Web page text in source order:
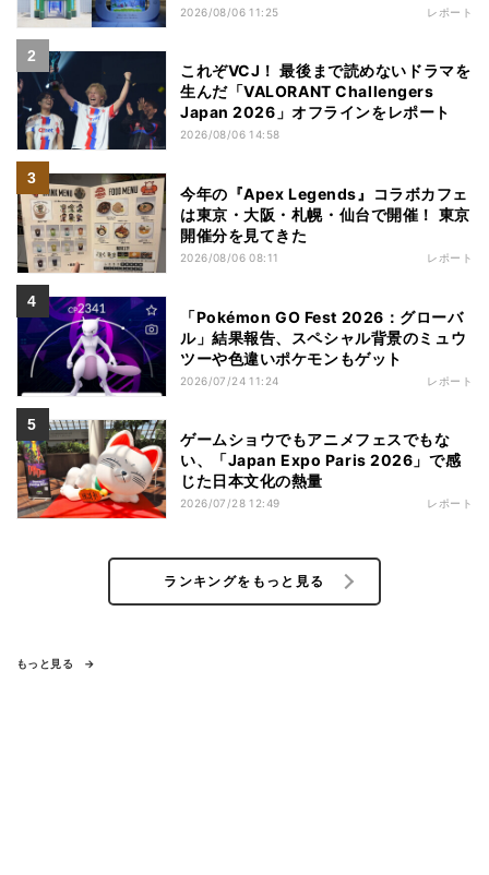
2026/08/06 11:25 レポート
これぞVCJ！ 最後まで読めないドラマを
生んだ「VALORANT Challengers
Japan 2026」オフラインをレポート
2026/08/06 14:58
今年の『Apex Legends』コラボカフェ
は東京・大阪・札幌・仙台で開催！ 東京
開催分を見てきた
2026/08/06 08:11 レポート
「Pokémon GO Fest 2026：グローバ
ル」結果報告、スペシャル背景のミュウ
ツーや色違いポケモンもゲット
2026/07/24 11:24 レポート
ゲームショウでもアニメフェスでもな
い、「Japan Expo Paris 2026」で感
じた日本文化の熱量
2026/07/28 12:49 レポート
ランキングをもっと見る
もっと見る